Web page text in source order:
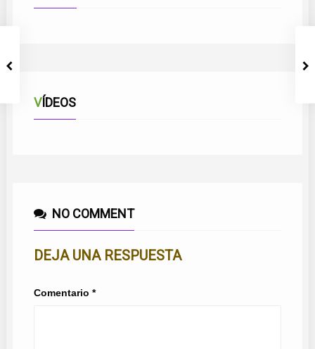
VÍDEOS
NO COMMENT
DEJA UNA RESPUESTA
Comentario *